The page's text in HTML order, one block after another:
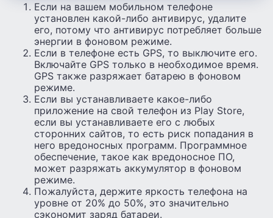
Если на вашем мобильном телефоне
установлен какой-либо антивирус, удалите
его, потому что антивирус потребляет больше
энергии в фоновом режиме.
Если в телефоне есть GPS, то выключите его.
Включайте GPS только в необходимое время.
GPS также разряжает батарею в фоновом
режиме.
Если вы устанавливаете какое-либо
приложение на свой телефон из Play Store,
если вы устанавливаете его с любых
сторонних сайтов, то есть риск попадания в
него вредоносных программ. Программное
обеспечение, такое как вредоносное ПО,
может разряжать аккумулятор в фоновом
режиме.
Пожалуйста, держите яркость телефона на
уровне от 20% до 50%, это значительно
сэкономит заряд батареи.